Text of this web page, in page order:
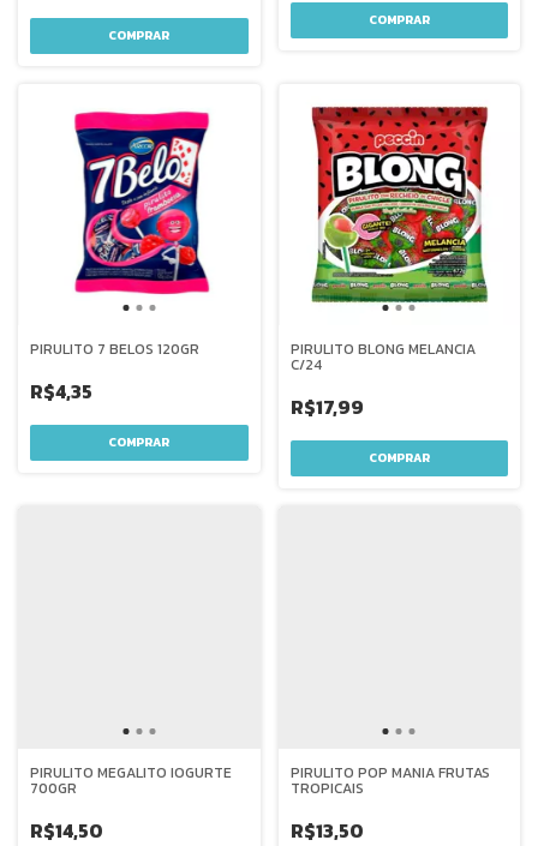
PIRULITO 7 BELOS 120GR
R$4,35
PIRULITO BLONG MELANCIA
C/24
R$17,99
PIRULITO MEGALITO IOGURTE
700GR
R$14,50
PIRULITO POP MANIA FRUTAS
TROPICAIS
R$13,50